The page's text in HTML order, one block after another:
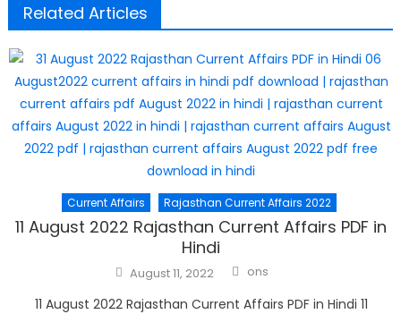
Related Articles
Current Affairs Rajasthan Current Affairs 2022
11 August 2022 Rajasthan Current Affairs PDF in
Hindi
Posted
on
August 11, 2022 Author
ons
11 August 2022 Rajasthan Current Affairs PDF in Hindi 11